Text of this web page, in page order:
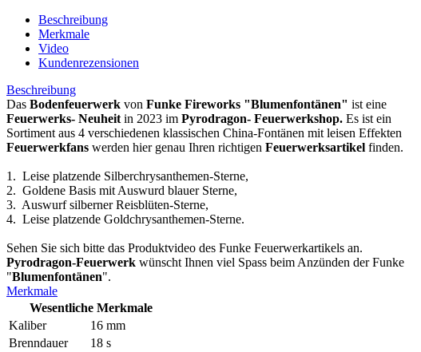
Beschreibung
Merkmale
Video
Kundenrezensionen
Beschreibung
Das Bodenfeuerwerk von Funke Fireworks "Blumenfontänen" ist eine
Feuerwerks- Neuheit in 2023 im Pyrodragon- Feuerwerkshop. Es ist ein
Sortiment aus 4 verschiedenen klassischen China-Fontänen mit leisen Effekten
Feuerwerkfans werden hier genau Ihren richtigen Feuerwerksartikel finden.
1. Leise platzende Silberchrysanthemen-Sterne,
2. Goldene Basis mit Auswurd blauer Sterne,
3. Auswurf silberner Reisblüten-Sterne,
4. Leise platzende Goldchrysanthemen-Sterne.
Sehen Sie sich bitte das Produktvideo des Funke Feuerwerkartikels an.
Pyrodragon-Feuerwerk wünscht Ihnen viel Spass beim Anzünden der Funke
"Blumenfontänen".
Merkmale
Wesentliche Merkmale
Kaliber
16 mm
Brenndauer
18 s